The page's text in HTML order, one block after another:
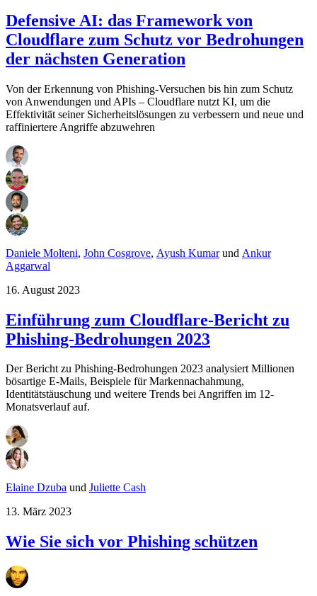
Defensive AI: das Framework von
Cloudflare zum Schutz vor Bedrohungen
der nächsten Generation
Von der Erkennung von Phishing-Versuchen bis hin zum Schutz
von Anwendungen und APIs – Cloudflare nutzt KI, um die
Effektivität seiner Sicherheitslösungen zu verbessern und neue und
raffiniertere Angriffe abzuwehren
Daniele Molteni, John Cosgrove, Ayush Kumarund Ankur
Aggarwal
16. August 2023
Einführung zum Cloudflare-Bericht zu
Phishing-Bedrohungen 2023
Der Bericht zu Phishing-Bedrohungen 2023 analysiert Millionen
bösartige E-Mails, Beispiele für Markennachahmung,
Identitätstäuschung und weitere Trends bei Angriffen im 12-
Monatsverlauf auf.
Elaine Dzuba und Juliette Cash
13. März 2023
Wie Sie sich vor Phishing schützen